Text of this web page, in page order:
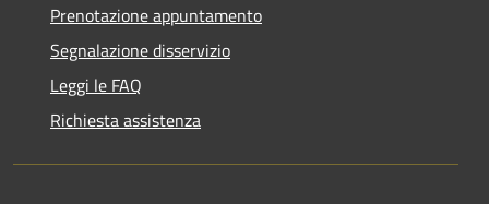
Prenotazione appuntamento
Segnalazione disservizio
Leggi le FAQ
Richiesta assistenza